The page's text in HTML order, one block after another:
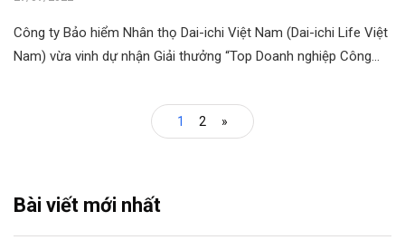
Công ty Bảo hiểm Nhân thọ Dai-ichi Việt Nam (Dai-ichi Life Việt
Nam) vừa vinh dự nhận Giải thưởng “Top Doanh nghiệp Công…
1 2 »
Bài viết mới nhất